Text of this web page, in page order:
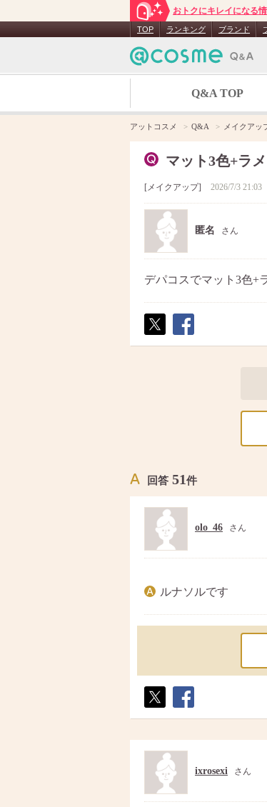
おトクにキレイになる
TOP ランキング ブランド
Q&A TOP
アットコスメ Q&A メイクアッ
マット3色+ラ
メイクアップ 2026/7/3 21:03
匿名 さん
デパコスでマット3色+
ト
ア
回答 51件
olo_46 さん
ルナソルです
ト
ア
ixrosexi さん